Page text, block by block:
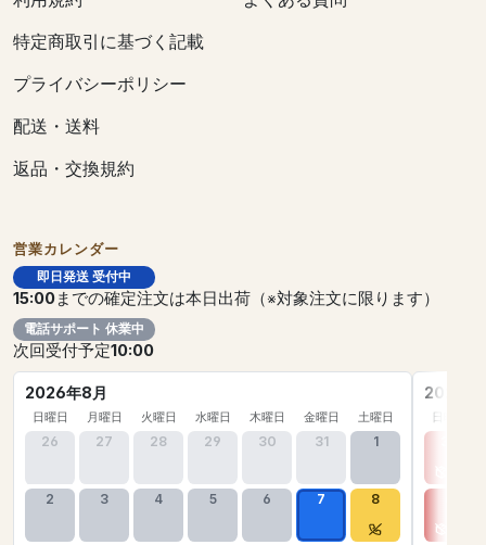
特定商取引に基づく記載
プライバシーポリシー
配送・送料
返品・交換規約
営業カレンダー
即日発送 受付中
15:00までの確定注文は本日出荷（※対象注文に限ります）
電話サポート 休業中
次回受付予定10:00
2026年8月
日曜日 月曜日 火曜日 水曜日 木曜日 金曜日 土曜日
26 27 28 29 30 31 1
2 3 4 5 6 7 8
2026年
日曜日